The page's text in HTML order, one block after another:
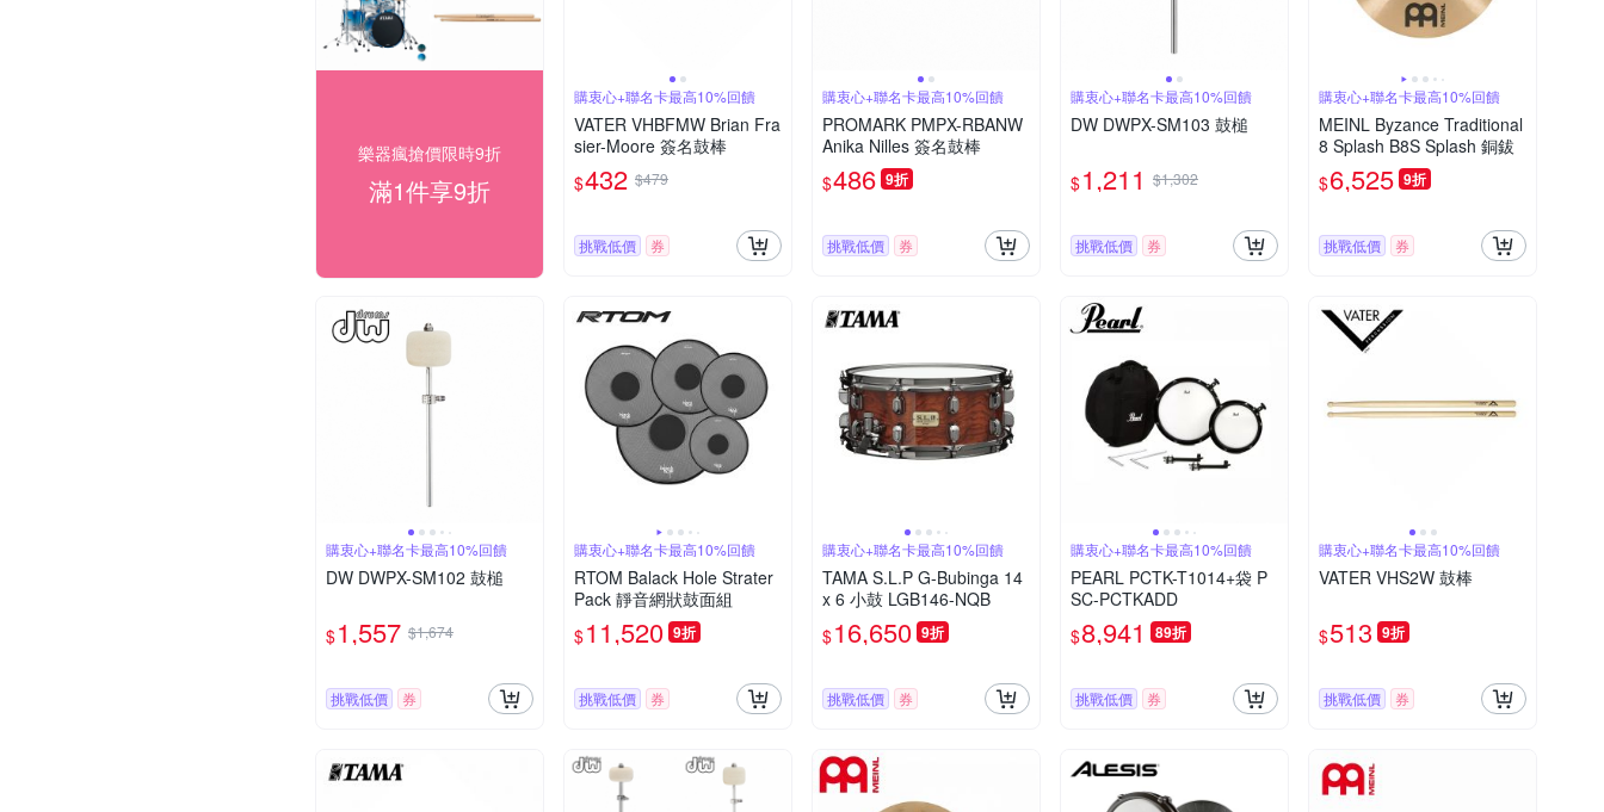
樂器瘋搶價限時9折
滿1件享9折
購衷心+聯名卡最高10%回饋
VATER VHBFMW Brian Fra
sier-Moore 簽名鼓棒
$432 $479
挑戰低價 券
購衷心+聯名卡最高10%回饋
PROMARK PMPX-RBANW
Anika Nilles 簽名鼓棒
$486 9折
挑戰低價 券
購衷心+聯名卡最高10%回饋
DW DWPX-SM103 鼓槌
$1,211 $1,302
挑戰低價 券
購衷心+聯名卡最高10%回饋
MEINL Byzance Traditional
8 Splash B8S Splash 銅鈸
$6,525 9折
挑戰低價 券
購衷心+聯名卡最高10%回饋
DW DWPX-SM102 鼓槌
$1,557 $1,674
挑戰低價 券
購衷心+聯名卡最高10%回饋
RTOM Balack Hole Strater
Pack 靜音網狀鼓面組
$11,520 9折
挑戰低價 券
購衷心+聯名卡最高10%回饋
TAMA S.L.P G-Bubinga 14
x 6 小鼓 LGB146-NQB
$16,650 9折
挑戰低價 券
購衷心+聯名卡最高10%回饋
PEARL PCTK-T1014+袋 P
SC-PCTKADD
$8,941 89折
挑戰低價 券
購衷心+聯名卡最高10%回饋
VATER VHS2W 鼓棒
$513 9折
挑戰低價 券